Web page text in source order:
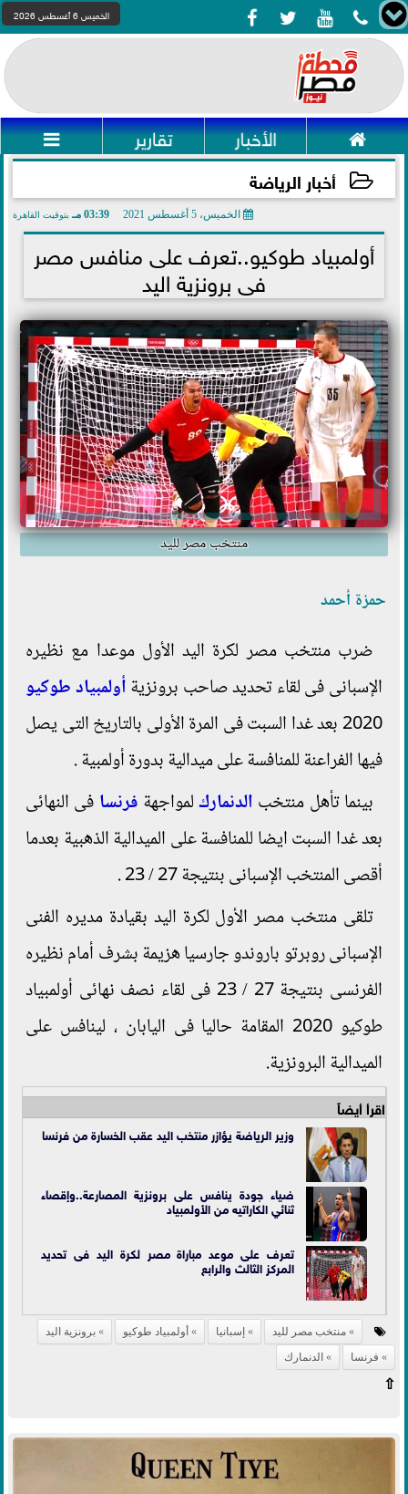
    الخميس 6 أغسطس 2026
 الأخبار تقارير 
أخبار الرياضة
الخميس، 5 أغسطس 2021 03:39 مـ بتوقيت القاهرة
أولمبياد طوكيو..تعرف على منافس مصر
فى برونزية اليد
منتخب مصر لليد
حمزة أحمد
ضرب منتخب مصر لكرة اليد الأول موعدا مع نظيره
الإسبانى فى لقاء تحديد صاحب برونزيةأولمبياد طوكيو
2020 بعد غدا السبت فى المرة الأولى بالتاريخ التى يصل
فيها الفراعنة للمنافسة على ميدالية بدورة أولمبية .
بينما تأهل منتخب الدنماركلمواجهة فرنسا فى النهائى
بعد غدا السبت ايضا للمنافسة على الميدالية الذهبية بعدما
أقصى المنتخب الإسبانى بنتيجة 27 / 23 .
تلقى منتخب مصر الأول لكرة اليد بقيادة مديره الفنى
الإسبانى روبرتو باروندو جارسيا هزيمة بشرف أمام نظيره
الفرنسى بنتيجة 27 / 23 فى لقاء نصف نهائى أولمبياد
طوكيو 2020 المقامة حاليا فى اليابان ، لينافس على
الميدالية البرونزية.
اقرأ أيضاً
وزير الرياضة يؤازر منتخب اليد عقب الخسارة من فرنسا
ضياء جودة ينافس على برونزية المصارعة..وإقصاء
ثنائي الكاراتيه من الأولمبياد
تعرف على موعد مباراة مصر لكرة اليد فى تحديد
المركز الثالث والرابع
منتخب مصر لليد إسبانيا أولمبياد طوكيو
برونزية اليد
فرنسا
الدنمارك
⇧